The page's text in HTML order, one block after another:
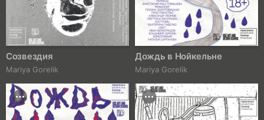
Созвездия
Mariya Gorelik
Дождь в Нойкельне
Mariya Gorelik